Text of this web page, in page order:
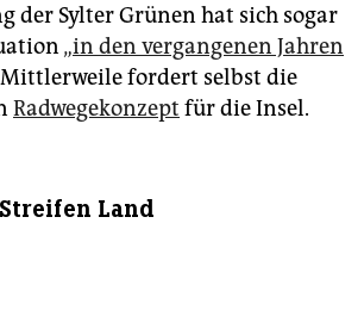
der Sylter Grünen hat sich sogar
„in den vergangenen Jahren
fordert selbst die
Radwegekonzept für die Insel.
Land